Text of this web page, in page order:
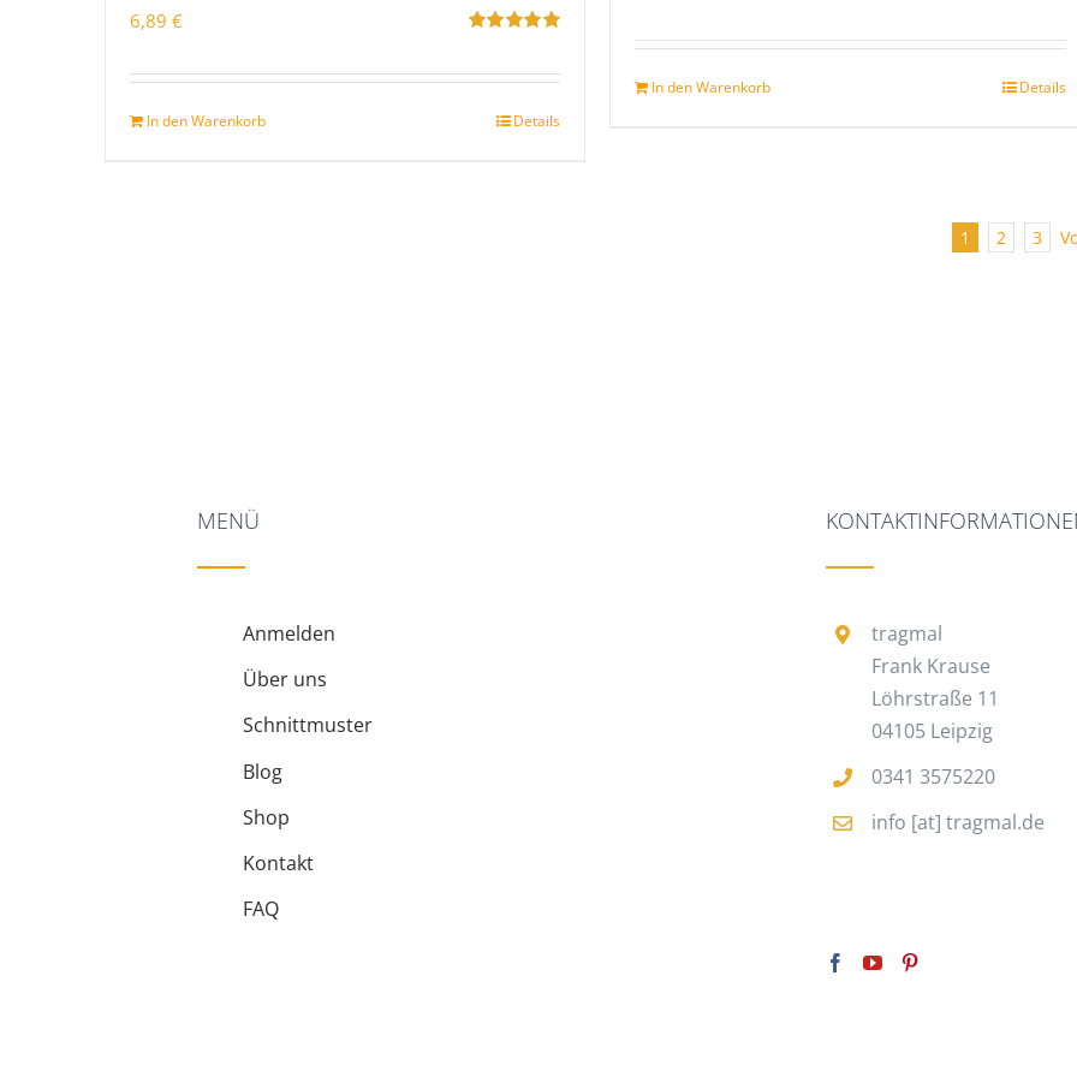
5
6,89 €
In den Warenkorb Details
5
In den Warenkorb Details
1 2 3
MENÜ
Anmelden
Über uns
Schnittmuster
Blog
Shop
Kontakt
FAQ
tragmal
Frank Krause
Löhrstraße 11
04105 Leipzig
0341 3575220
info [at] tragmal.de